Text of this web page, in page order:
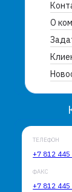
О
ТЕЛЕФОН
+7 812 445
ФАКС
+7 812 445